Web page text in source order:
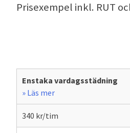
Prisexempel inkl. RUT
Enstaka vardagsstädning
» Läs mer
340 kr/tim